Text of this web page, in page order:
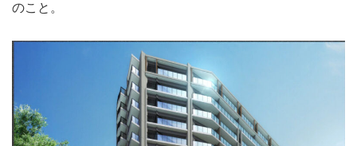
のこと。